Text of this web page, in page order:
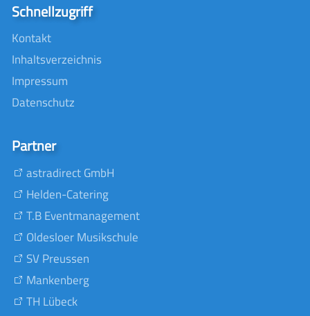
Schnellzugriff
Kontakt
Inhaltsverzeichnis
Impressum
Datenschutz
Partner
astradirect GmbH
Helden-Catering
T.B Eventmanagement
Oldesloer Musikschule
SV Preussen
Mankenberg
TH Lübeck